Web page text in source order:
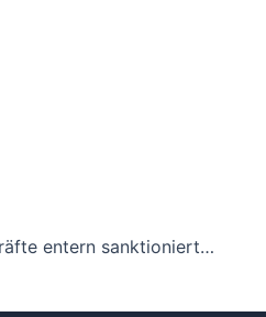
Iran Tanker Indischer Ozean: US-Kräfte entern sanktioniertes Schiff